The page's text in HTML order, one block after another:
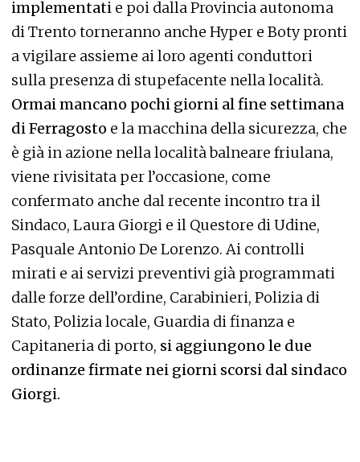
implementati e poi dalla Provincia autonoma
di Trento torneranno anche Hyper e Boty pronti
a vigilare assieme ai loro agenti conduttori
sulla presenza di stupefacente nella località.
Ormai mancano pochi giorni al fine settimana
di Ferragosto e la macchina della sicurezza, che
è già in azione nella località balneare friulana,
viene rivisitata per l’occasione, come
confermato anche dal recente incontro tra il
Sindaco, Laura Giorgi e il Questore di Udine,
Pasquale Antonio De Lorenzo. Ai controlli
mirati e ai servizi preventivi già programmati
dalle forze dell’ordine, Carabinieri, Polizia di
Stato, Polizia locale, Guardia di finanza e
Capitaneria di porto, si aggiungono le due
ordinanze firmate nei giorni scorsi dal sindaco
Giorgi.